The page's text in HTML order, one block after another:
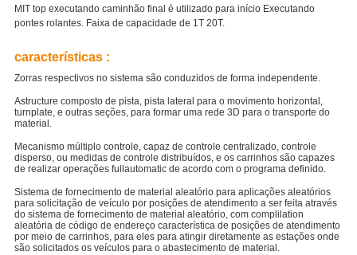
MIT top executando caminhão final é utilizado para início Executando
pontes rolantes. Faixa de capacidade de 1T 20T.
características :
Zorras respectivos no sistema são conduzidos de forma independente.
Astructure composto de pista, pista lateral para o movimento horizontal,
turnplate, e outras seções, para formar uma rede 3D para o transporte do
material.
Mecanismo múltiplo controle, capaz de controle centralizado, controle
disperso, ou medidas de controle distribuídos, e os carrinhos são capazes
de realizar operações fullautomatic de acordo com o programa definido.
Sistema de fornecimento de material aleatório para aplicações aleatórios
para solicitação de veículo por posições de atendimento a ser feita através
do sistema de fornecimento de material aleatório, com complilation
aleatória de código de endereço característica de posições de atendimento
por meio de carrinhos, para eles para atingir diretamente as estações onde
são solicitados os veículos para o abastecimento de material.